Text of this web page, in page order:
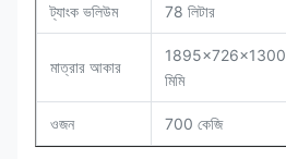
ট্যাংক ভলিউম 78 লিটার
মাত্রার আকার
1895×726×1300
মিমি
ওজন 700 কেজি